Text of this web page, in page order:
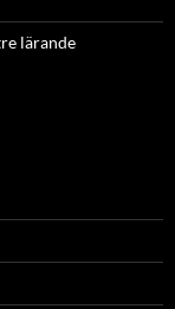
lärande